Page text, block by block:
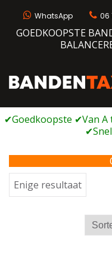
WhatsApp 06
GOEDKOOPSTE
Enige resultaat